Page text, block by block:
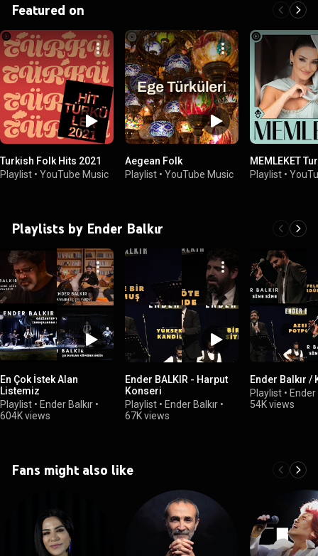
Featured on
Turkish Folk Hits 2021
Playlist • YouTube Music
Aegean Folk
Playlist • YouTube Music
MEMLEKET
Playlist •
Playlists by Ender Balkır
En Çok İstek Alan
Listemiz
Playlist • Ender Balkır •
604K views
Ender BALKIR - Harput
Konseri
Playlist • Ender Balkır •
67K views
Ender Balkır /
Playlist • Ender
54K views
Fans might also like